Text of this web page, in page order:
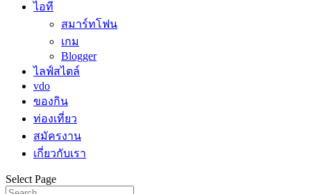
ไอที
สมาร์ทโฟน
เกม
Blogger
ไลฟ์สไตล์
vdo
ของกิน
ท่องเที่ยว
สมัครงาน
เกี่ยวกับเรา
Select Page